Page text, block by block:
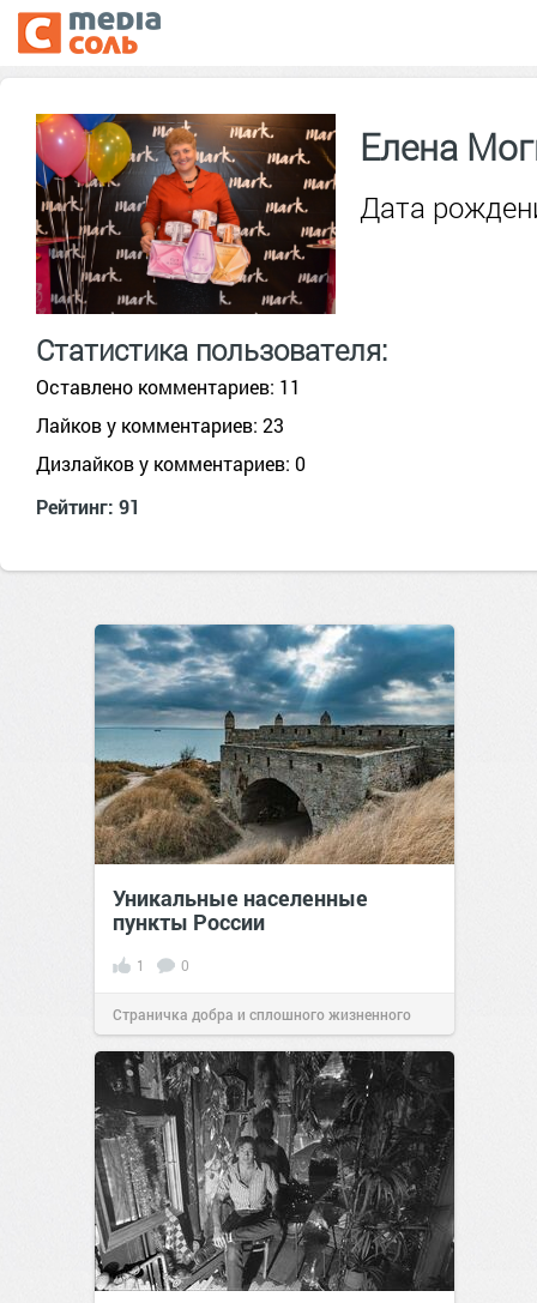
Елена
Дата
Статистика пользователя:
Оставлено комментариев: 11
Лайков у комментариев: 23
Дизлайков у комментариев: 0
Рейтинг: 91
Уникальные населенные
пункты России
1 0
Страничка добра и сплошного жизненного
позитива!07:38Сегодня